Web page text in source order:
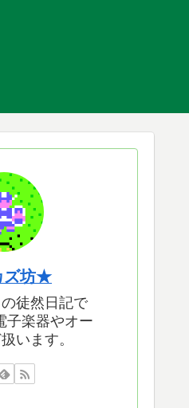
ズ坊★
徒然日記で
子楽器やオー
います。